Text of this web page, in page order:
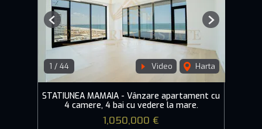
1 / 44 Video Harta
Previous Next
STATIUNEA MAMAIA - Vânzare apartament cu
4 camere, 4 bai cu vedere la mare.
1,050,000 €